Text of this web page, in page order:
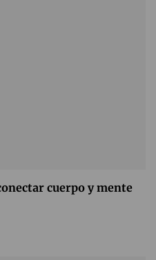
cuerpo y mente